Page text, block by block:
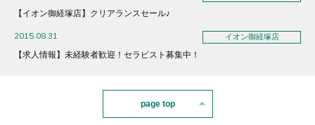
【イオン御経塚店】クリアランスセール♪
2015.08.31 イオン御経塚店
【求人情報】未経験者歓迎！セラピスト募集中！
page top